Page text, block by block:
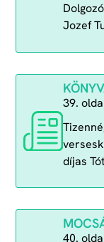
Jozef
39.
díjas
40.